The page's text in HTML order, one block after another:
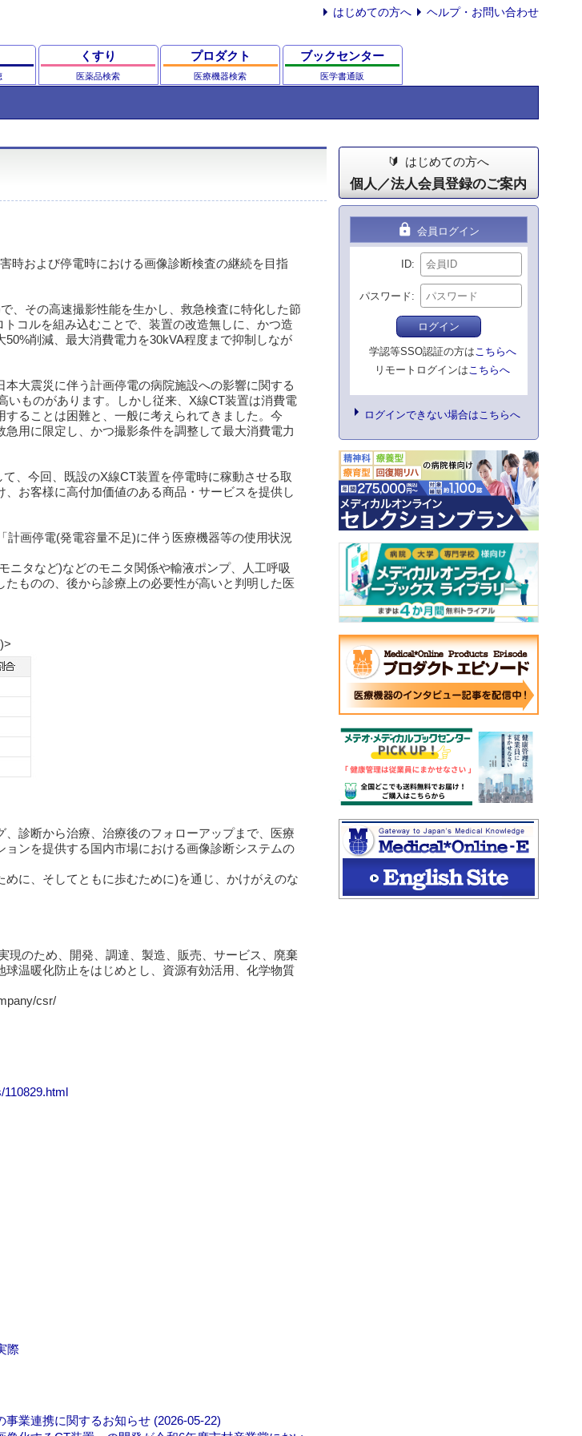
はじめての方へ ヘルプ・お問い合わせ
くすり
医薬品検索
プロダクト
医療機器検索
ブックセンター
医学書通販
時および停電時における画像診断検査の継続を目指
、その高速撮影性能を生かし、救急検査に特化した節
コルを組み込むことで、装置の改造無しに、かつ造
削減、最大消費電力を30kVA程度まで抑制しなが
大震災に伴う計画停電の病院施設への影響に関する
ものがあります。しかし従来、X線CT装置は消費電
ることは困難と、一般に考えられてきました。今
用に限定し、かつ撮影条件を調整して最大消費電力
、今回、既設のX線CT装置を停電時に稼動させる取
お客様に高付加価値のある商品・サービスを提供し
画停電(発電容量不足)に伴う医療機器等の使用状況
ニタなど)などのモニタ関係や輸液ポンプ、人工呼吸
ものの、後から診療上の必要性が高いと判明した医
診断から治療、治療後のフォローアップまで、医療
ンを提供する国内市場における画像診断システムの
に、そしてともに歩むために)を通じ、かけがえのな
現のため、開発、調達、製造、販売、サービス、廃棄
温暖化防止をはじめとし、資源有効活用、化学物質
csr/
際
業連携に関するお知らせ (2026-05-22)
はじめての方へ
個人／法人会員登録のご案内
lock 会員ログイン
ID
パスワード
ログイン
学認等SSO認証の方はこちらへ
リモートログインはこちらへ
ログインできない場合はこちらへ